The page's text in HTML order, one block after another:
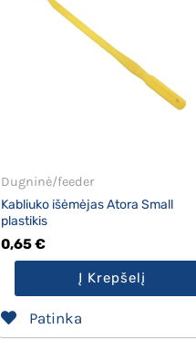
Dugninė/feeder
Kabliuko išėmėjas Atora Small
plastikis
0,65€
Į Krepšelį
Patinka